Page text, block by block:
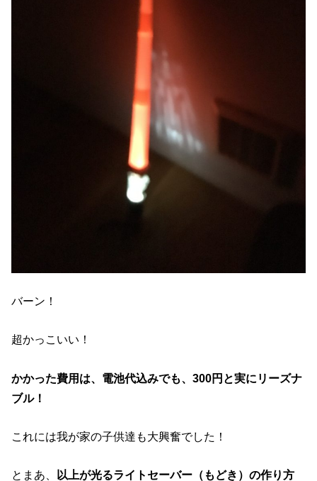
バーン！
超かっこいい！
かかった費用は、電池代込みでも、300円と実にリーズナ
ブル！
これには我が家の子供達も大興奮でした！
とまあ、 以上が光るライトセーバー（もどき）の作り方